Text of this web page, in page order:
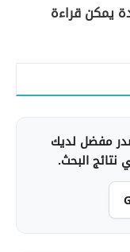
يمكن قراءة
مفضل لديك
نتائج البحث.